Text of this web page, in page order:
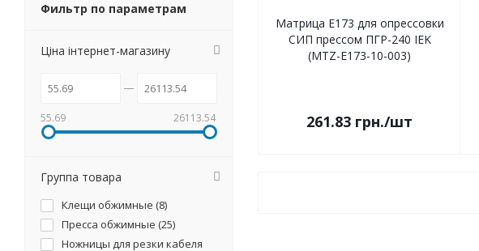
Матрица E173 для опрессовки
СИП прессом ПГР-240 IEK
(MTZ-E173-10-003)
261.83 грн./шт
Фильтр по параметрам
Ціна інтернет-магазину
55.69 26113.54
Группа товара
Клещи обжимные (8)
Пресса обжимные (25)
Ножницы для резки кабеля